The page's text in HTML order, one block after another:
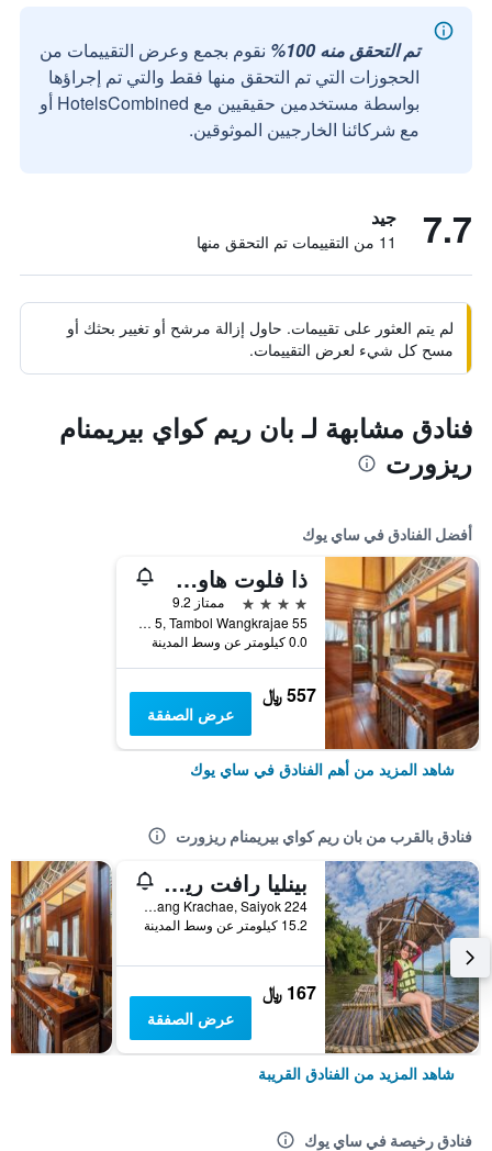
تم التحقق منه 100%
نقوم بجمع وعرض التقييمات من
الحجوزات التي تم التحقق منها فقط والتي تم إجراؤها
بواسطة مستخدمين حقيقيين مع HotelsCombined أو
مع شركائنا الخارجيين الموثوقين.
7.7 جيد
11 من التقييمات تم التحقق منها
لم يتم العثور على تقييمات. حاول إزالة مرشح أو تغيير بحثك أو
مسح كل شيء لعرض التقييمات.
فنادق مشابهة لـ بان ريم كواي بيريمنام
ريزورت
أفضل الفنادق في ساي يوك
ذا فلوت هاوس ريفر كواي
4 نجوم
ممتاز 9.2
55 Moo 5, Tambol Wangkrajae, ساي يوك, تايلاند
0.0 كيلومتر عن وسط المدينة
557 ﷼
عرض الصفقة
شاهد المزيد من أهم الفنادق في ساي يوك
فنادق بالقرب من بان ريم كواي بيريمنام ريزورت
بينليا رافت ريزورت
224 Moo 3, Wang Krachae, Saiyok, ساي يوك, تايلاند
15.2 كيلومتر عن وسط المدينة
167 ﷼
عرض الصفقة
شاهد المزيد من الفنادق القريبة
فنادق رخيصة في ساي يوك